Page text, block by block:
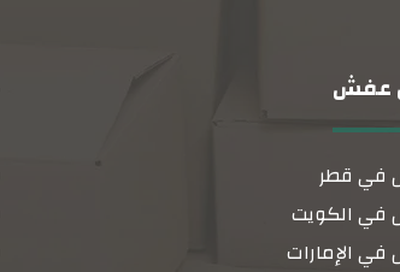
عفش
في قطر
الكويت
الإمارات